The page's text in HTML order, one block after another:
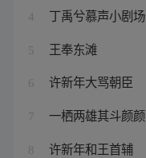
4 丁禹兮慕声小剧场
5 王奉东滩
6 许新年大骂朝臣
7 一栖两雄其斗颜颜
8 许新年和王首辅